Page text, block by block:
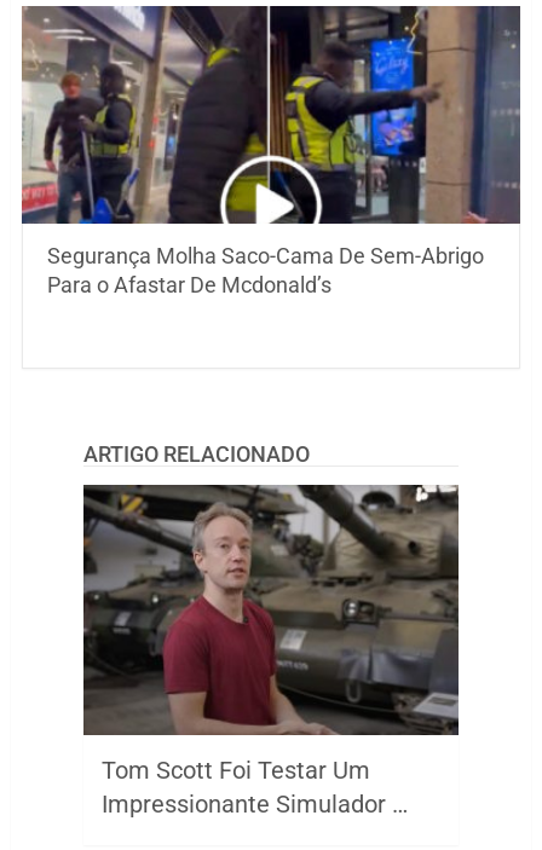
Segurança Molha Saco-Cama De Sem-Abrigo
Para o Afastar De Mcdonald’s
ARTIGO RELACIONADO
Tom Scott Foi Testar Um
Impressionante Simulador …